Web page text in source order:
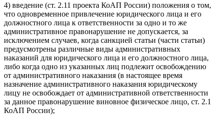
4) введение (ст. 2.11 проекта КоАП России) положения о том,
что одновременное привлечение юридического лица и его
должностного лица к ответственности за одно и то же
административное правонарушение не допускается, за
исключением случаев, когда санкцией статьи (части статьи)
предусмотрены различные виды административных
наказаний для юридического лица и его должностного лица,
либо когда одно из указанных лиц подлежит освобождению
от административного наказания (в настоящее время
назначение административного наказания юридическому
лицу не освобождает от административной ответственности
за данное правонарушение виновное физическое лицо, ст. 2.1
КоАП России);